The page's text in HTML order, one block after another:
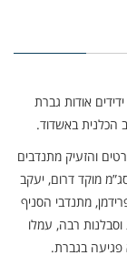
במוקד ידידים אודות גברת
באשדוד.
והזעיק מתנדבים
מוקד דרום, יעקב
מתנדבי הסניף
וסבלנות רבה, עמלו
בגברת.